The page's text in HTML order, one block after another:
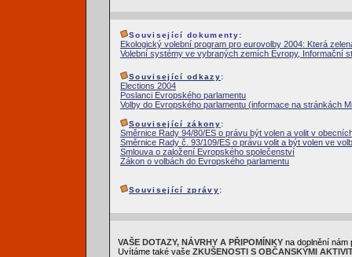
Související dokumenty:
Ekologický volební program pro eurovolby 2004: Která
Volební systémy ve vybraných zemích Evropy, Informační
Související odkazy:
Elections 2004
Poslanci Evropského parlamentu
Volby do Evropského parlamentu (informace na stránkách
Související zákony:
Směrnice Rady 94/80/ES o právu být volen a volit v
Směrnice Rady č. 93/109/ES o právu volit a být volen ve
Smlouva o založení Evropského společenství
Zákon o volbách do Evropského parlamentu
Související zprávy:
VAŠE DOTAZY, NÁVRHY A PŘIPOMÍNKY na doplnění
Uvítáme také vaše ZKUŠENOSTI S OBČANSKÝMI